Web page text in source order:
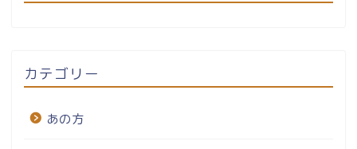
カテゴリー
あの方